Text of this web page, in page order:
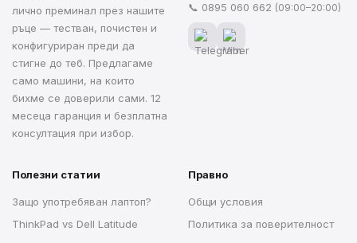
лично преминал през нашите
ръце — тестван, почистен и
конфигуриран преди да
стигне до теб. Предлагаме
само машини, на които
бихме се доверили сами. 12
месеца гаранция и безплатна
консултация при избор.
📞 0895 060 662 (09:00–20:00)
Полезни статии
Защо употребяван лаптоп?
ThinkPad vs Dell Latitude
Правно
Общи условия
Политика за поверителност